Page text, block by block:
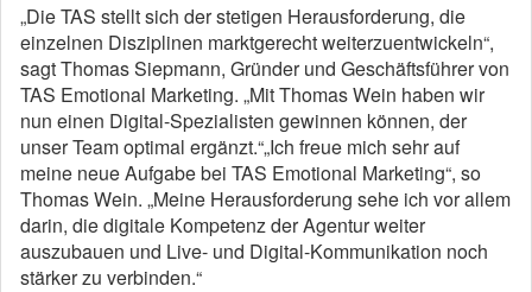
„Die TAS stellt sich der stetigen Herausforderung, die
einzelnen Disziplinen marktgerecht weiterzuentwickeln“,
sagt Thomas Siepmann, Gründer und Geschäftsführer von
TAS Emotional Marketing. „Mit Thomas Wein haben wir
nun einen Digital-Spezialisten gewinnen können, der
unser Team optimal ergänzt.“„Ich freue mich sehr auf
meine neue Aufgabe bei TAS Emotional Marketing“, so
Thomas Wein. „Meine Herausforderung sehe ich vor allem
darin, die digitale Kompetenz der Agentur weiter
auszubauen und Live- und Digital-Kommunikation noch
stärker zu verbinden.“